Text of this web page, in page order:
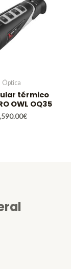
Óptica
térmico
OWL OQ35
€